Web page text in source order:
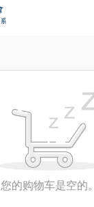
您的购物车是空的。